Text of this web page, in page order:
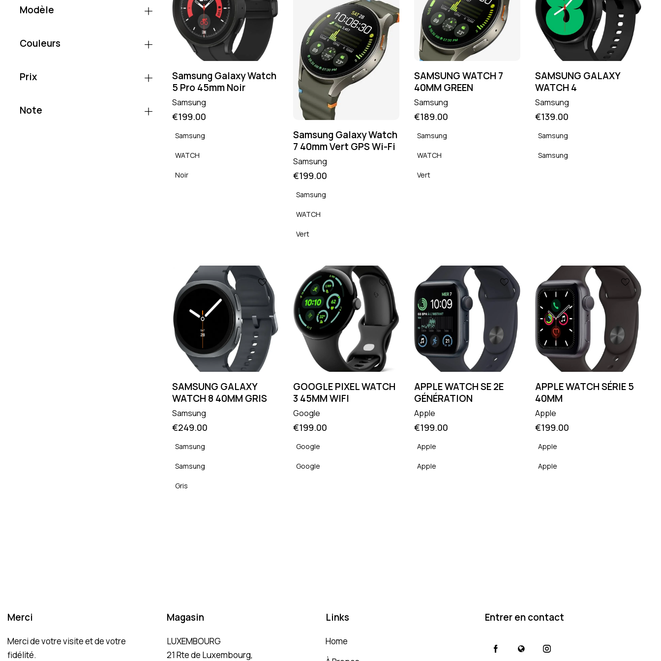
Samsung Galaxy Watch
5 Pro 45mm Noir
Samsung
€199.00
Samsung
WATCH
Noir
Samsung Galaxy Watch
7 40mm Vert GPS Wi-Fi
Samsung
€199.00
Samsung
WATCH
Vert
SAMSUNG WATCH 7
40MM GREEN
Samsung
€189.00
Samsung
WATCH
Vert
SAMSUNG GALAXY
WATCH 4
Samsung
€139.00
Samsung
Samsung
SAMSUNG GALAXY
WATCH 8 40MM GRIS
Samsung
€249.00
Samsung
Samsung
Gris
GOOGLE PIXEL WATCH
3 45MM WIFI
Google
€199.00
Google
Google
APPLE WATCH SE 2E
GÉNÉRATION
Apple
€199.00
Apple
Apple
APPLE WATCH SÉRIE 5
40MM
Apple
€199.00
Apple
Apple
Modèle
Couleurs
Prix
Note
Merci
Merci de votre visite et de votre
fidélité.
Magasin
LUXEMBOURG
21 Rte de Luxembourg,
Links
Home
Entrer en contact